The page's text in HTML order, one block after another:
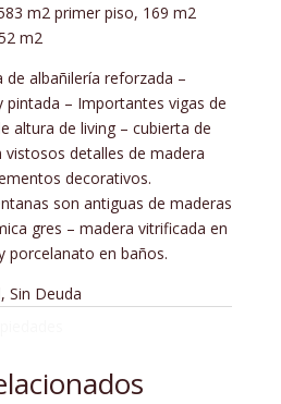
m2 primer piso, 169 m2
m2
de albañilería reforzada –
pintada – Importantes vigas de
altura de living – cubierta de
detalles de madera
decorativos.
son antiguas de maderas
gres – madera vitrificada en
porcelanato en baños.
Sin Deuda